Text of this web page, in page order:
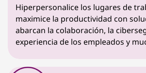
Hiperpersonalice los lugares de
maximice la productividad con
abarcan la colaboración, la
experiencia de los empleados y